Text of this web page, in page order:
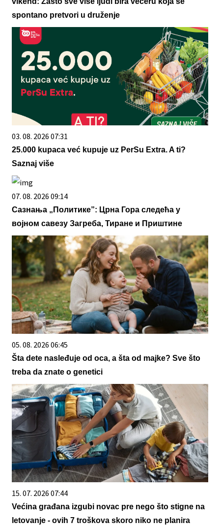
spontano pretvori u druženje
03. 08. 2026 07:31
25.000 kupaca već kupuje uz PerSu Extra. A ti?
Saznaj više
07. 08. 2026 09:14
Сазнања „Политике”: Црна Гора следећа у
војном савезу Загреба, Тиране и Приштине
05. 08. 2026 06:45
Šta dete nasleđuje od oca, a šta od majke? Sve što
treba da znate o genetici
15. 07. 2026 07:44
Većina građana izgubi novac pre nego što stigne na
letovanje - ovih 7 troškova skoro niko ne planira